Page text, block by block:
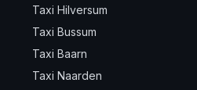
Taxi Hilversum
Taxi Bussum
Taxi Baarn
Taxi Naarden